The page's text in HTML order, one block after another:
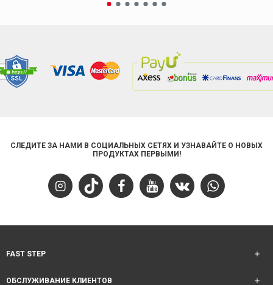
СЛЕДИТЕ ЗА НАМИ В СОЦИАЛЬНЫХ СЕТЯХ И УЗНАВАЙТЕ О НОВЫХ
ПРОДУКТАХ ПЕРВЫМИ!
FAST STEP
ОБСЛУЖИВАНИЕ КЛИЕНТОВ